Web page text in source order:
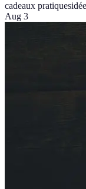
cadeaux pratiques
Aug 3